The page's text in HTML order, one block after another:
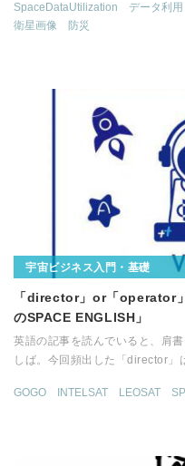
SpaceDataUtilization データ利用
衛星画像
防災
宇宙ビジネス入門・基礎
「director」or「operator
のSPACE ENGLISH」
英語の記事を読んでいると、肩
しば。今回頻出した「director」
GOGO INTELSAT LEOSAT